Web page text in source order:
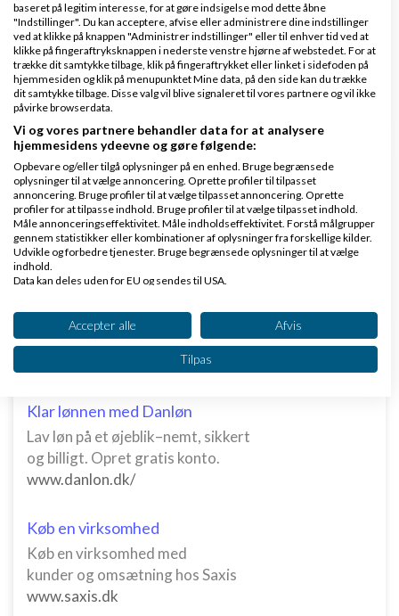
baseret på legitim interesse, for at gøre indsigelse mod dette åbne
"Indstillinger". Du kan acceptere, afvise eller administrere dine indstillinger
ved at klikke på knappen "Administrer indstillinger" eller til enhver tid ved at
klikke på fingeraftryksknappen i nederste venstre hjørne af webstedet. For at
trække dit samtykke tilbage, klik på fingeraftrykket eller linket i sidefoden på
hjemmesiden og klik på menupunktet Mine data, på den side kan du trække
dit samtykke tilbage. Disse valg vil blive signaleret til vores partnere og vil ikke
påvirke browserdata.
Vi og vores partnere behandler data for at analysere
hjemmesidens ydeevne og gøre følgende:
Opbevare og/eller tilgå oplysninger på en enhed. Bruge begrænsede
oplysninger til at vælge annoncering. Oprette profiler til tilpasset
annoncering. Bruge profiler til at vælge tilpasset annoncering. Oprette
profiler for at tilpasse indhold. Bruge profiler til at vælge tilpasset indhold.
Måle annonceringseffektivitet. Måle indholdseffektivitet. Forstå målgrupper
gennem statistikker eller kombinationer af oplysninger fra forskellige kilder.
Udvikle og forbedre tjenester. Bruge begrænsede oplysninger til at vælge
indhold.
Data kan deles uden for EU og sendes til USA.
Se partnerliste (2 IAB-leverandører)
Vi bruger dine data til følgende formål:
IAB's behandlingsformål:
enhed
Bruge begrænsede oplysninger til at vælge
annoncering
Bruge profiler til at vælge tilpasset
annoncering
Oprette profiler for at tilpasse indhold
Accepter alle Afvis
Tilpas
Nyeste indlægafJohannesEEK,den 22-06-2026
kl. 16:56
2 svar
Jeg søger en regnskabsfører til en nystartet
startup i Danmark
Nyeste indlægafKrone Tech Aps,den 13-07-
2026 kl. 13:25
Klar lønnen med Danløn
Lav løn på et øjeblik–nemt, sikkert
og billigt. Opret gratis konto.
www.danlon.dk/
Køb en virksomhed
Køb en virksomhed med
kunder og omsætning hos Saxis
www.saxis.dk